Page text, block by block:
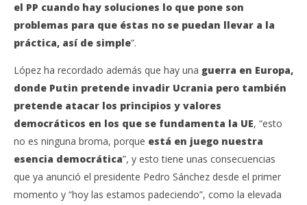
el PP cuando hay soluciones lo que pone son
problemas para que éstas no se puedan llevar a la
práctica, así de simple”.
López ha recordado además que hay una guerra en Europa,
donde Putin pretende invadir Ucrania pero también
pretende atacar los principios y valores
democráticos en los que se fundamenta la UE, “esto
no es ninguna broma, porque está en juego nuestra
esencia democrática”, y esto tiene unas consecuencias
que ya anunció el presidente Pedro Sánchez desde el primer
momento y “hoy las estamos padeciendo”, como la elevada